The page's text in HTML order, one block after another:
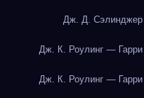
Дж. Д.
Дж. К. Роулинг —
Дж. К. Роулинг —